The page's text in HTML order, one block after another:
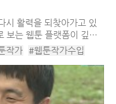
시 활력을 되찾아가고 있
보는 웹툰 플랫폼이 깊숙
로 한 영화나 드라마는 셀
작가 #웹툰작가수입
#주호민 #이말년